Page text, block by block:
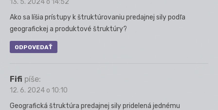
Ako sa líšia prístupy k štruktúrovaniu predajnej sily podľa
geografickej a produktové štruktúry?
ODPOVEDAŤ
Fifi píše:
12. 6. 2024 o 10:10
Geografická štruktúra predajnej sily pridelená jednému